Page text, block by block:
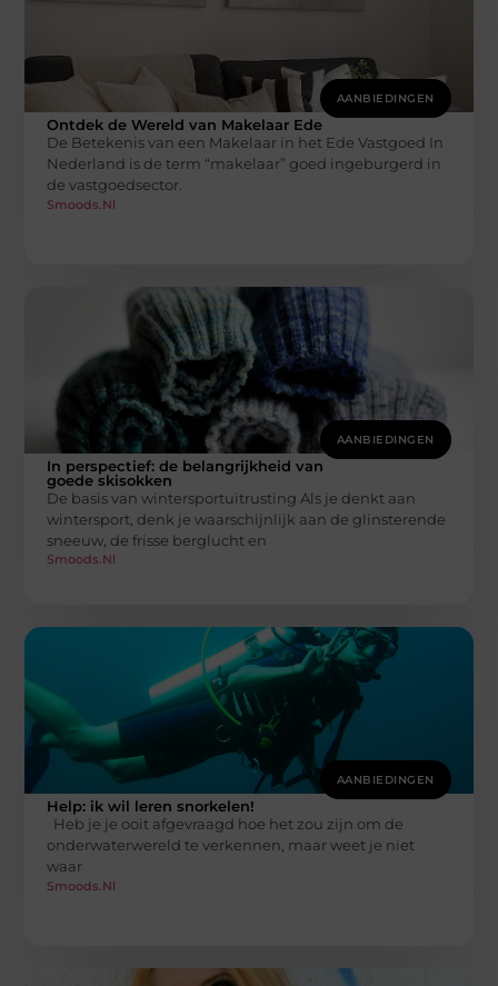
AANBIEDINGEN
Ontdek de Wereld van Makelaar Ede
De Betekenis van een Makelaar in het Ede Vastgoed In
Nederland is de term “makelaar” goed ingeburgerd in
de vastgoedsector.
Smoods.nl
AANBIEDINGEN
In perspectief: de belangrijkheid van
goede skisokken
De basis van wintersportuitrusting Als je denkt aan
wintersport, denk je waarschijnlijk aan de glinsterende
sneeuw, de frisse berglucht en
Smoods.nl
AANBIEDINGEN
Help: ik wil leren snorkelen!
Heb je je ooit afgevraagd hoe het zou zijn om de
onderwaterwereld te verkennen, maar weet je niet
waar
Smoods.nl